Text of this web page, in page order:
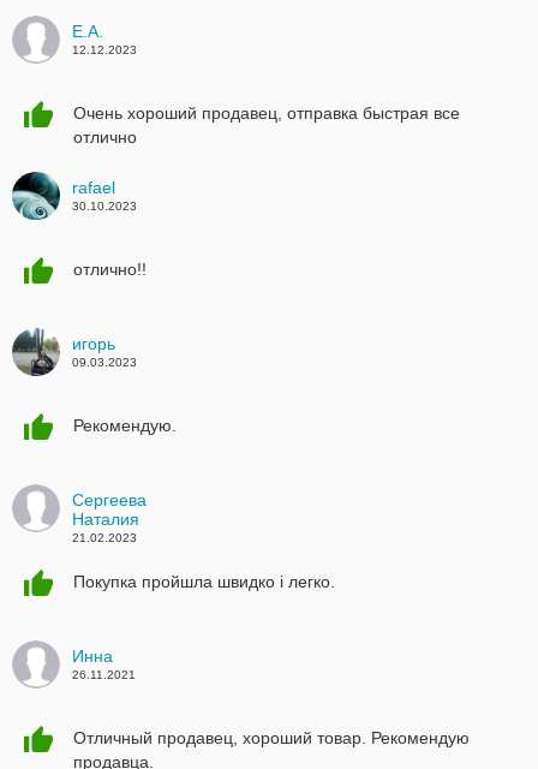
Е.А.
12.12.2023
Очень хороший продавец, отправка быстрая все
отлично
rafael
30.10.2023
отлично!!
игорь
09.03.2023
Рекомендую.
Сергеева
Наталия
21.02.2023
Покупка пройшла швидко і легко.
Инна
26.11.2021
Отличный продавец, хороший товар. Рекомендую
продавца.